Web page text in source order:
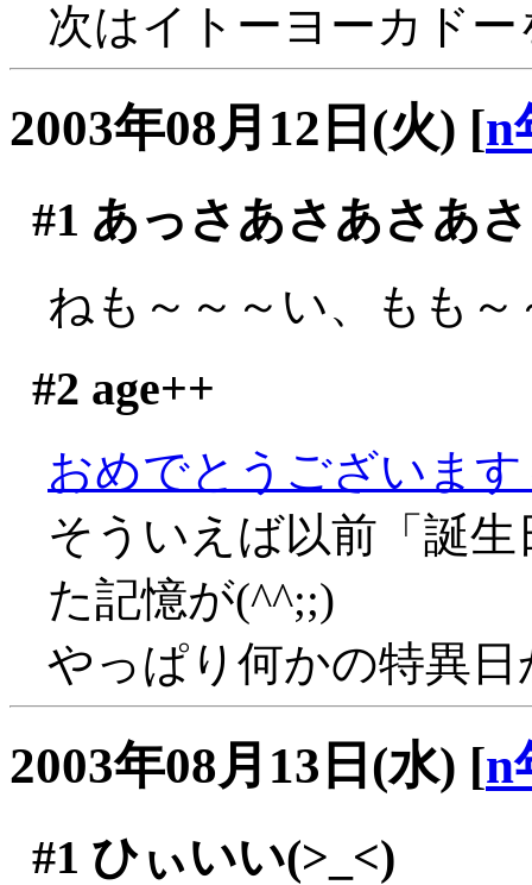
次はイトーヨーカド
2003年08月12日(火) [n
#1 あっさあさあさあ
ねも～～～い、もも～
#2 age++
おめでとうございま
そういえば以前「誕
た記憶が(^^;;)
やっぱり何かの特異
2003年08月13日(水) [n
#1 ひぃいい(>_<)